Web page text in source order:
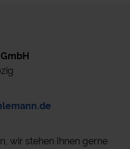
wir stehen Ihnen gerne